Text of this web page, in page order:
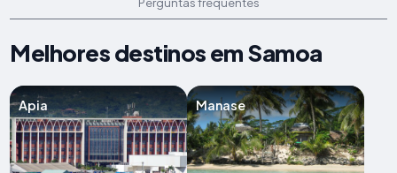
Melhores destinos em Samoa
Apia Manase